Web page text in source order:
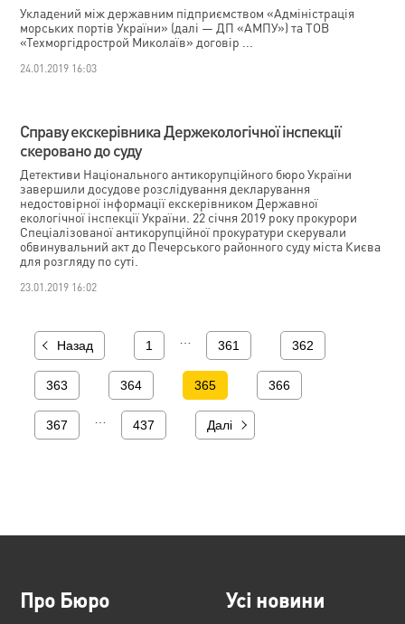
Укладений між державним підприємством «Адміністрація
морських портів України» (далі — ДП «АМПУ») та ТОВ
«Техморгідрострой Миколаїв» договір ...
24.01.2019 16:03
Справу екскерівника Держекологічної інспекції
скеровано до суду
Детективи Національного антикорупційного бюро України
завершили досудове розслідування декларування
недостовірної інформації екскерівником Державної
екологічної інспекції України. 22 січня 2019 року прокурори
Спеціалізованої антикорупційної прокуратури скерували
обвинувальний акт до Печерського районного суду міста Києва
для розгляду по суті.
23.01.2019 16:02
Назад 1 361 362
363 364 365 366
367 437 Далі
Про Бюро Усі новини